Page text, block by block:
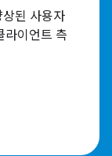
된 사용자
라이언트 측